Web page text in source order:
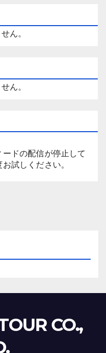
ん。
ん。
ドの配信が停止して
試しください。
CO.,